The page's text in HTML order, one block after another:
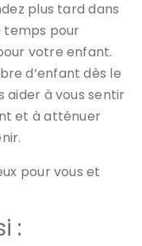
plus tard dans
temps pour
votre enfant.
d’enfant dès le
aider à vous sentir
et à atténuer
pour vous et
: